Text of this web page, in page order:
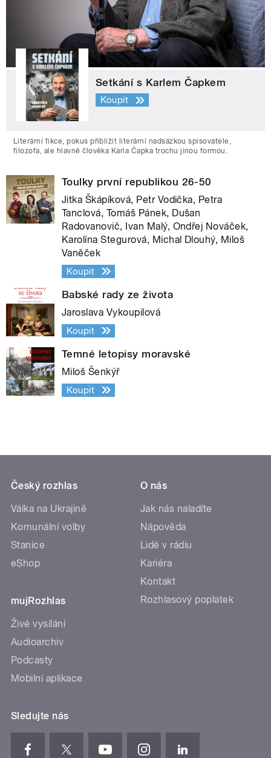
Setkání s Karlem Čapkem
Koupit
Literární fikce, pokus přiblížit literární nadsázkou spisovatele,
filozofa, ale hlavně člověka Karla Čapka trochu jinou formou.
Toulky první republikou 26-50
Jitka Škápíková, Petr Vodička, Petra
Tanclová, Tomáš Pánek, Dušan
Radovanovič, Ivan Malý, Ondřej Nováček,
Karolína Stegurová, Michal Dlouhý, Miloš
Vaněček
Koupit
Babské rady ze života
Jaroslava Vykoupilová
Koupit
Temné letopisy moravské
Miloš Šenkýř
Koupit
Český rozhlas
Válka na Ukrajině
Komunální volby
Stanice
eShop
mujRozhlas
Živé vysílání
Audioarchiv
Podcasty
Mobilní aplikace
O nás
Jak nás naladíte
Nápověda
Lidé v rádiu
Kariéra
Kontakt
Rozhlasový poplatek
Sledujte nás